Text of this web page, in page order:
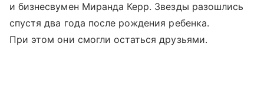
и бизнесвумен Миранда Керр. Звезды разошлись
спустя два года после рождения ребенка.
При этом они смогли остаться друзьями.